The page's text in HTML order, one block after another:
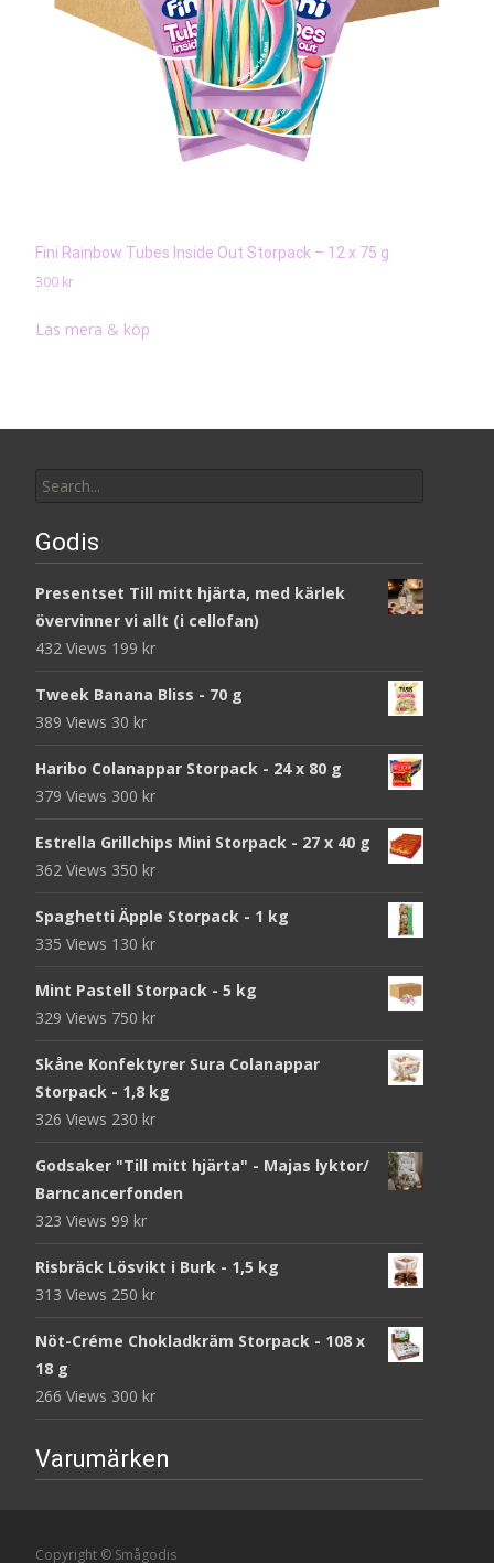
Fini Rainbow Tubes Inside Out Storpack – 12 x 75 g
300 kr
Läs mera & köp
for:
Godis
Presentset Till mitt hjärta, med kärlek
övervinner vi allt (i cellofan)
432 Views 199 kr
Tweek Banana Bliss - 70 g
389 Views 30 kr
Haribo Colanappar Storpack - 24 x 80 g
379 Views 300 kr
Estrella Grillchips Mini Storpack - 27 x 40 g
362 Views 350 kr
Spaghetti Äpple Storpack - 1 kg
335 Views 130 kr
Mint Pastell Storpack - 5 kg
329 Views 750 kr
Skåne Konfektyrer Sura Colanappar
Storpack - 1,8 kg
326 Views 230 kr
Godsaker "Till mitt hjärta" - Majas lyktor/
Barncancerfonden
323 Views 99 kr
Risbräck Lösvikt i Burk - 1,5 kg
313 Views 250 kr
Nöt-Créme Chokladkräm Storpack - 108 x
18 g
266 Views 300 kr
Varumärken
Copyright © Smågodis